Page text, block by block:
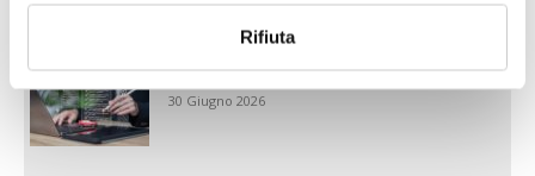
Rifiuta
30 Giugno 2026
Il “Modulo CAI” diventa digitale
30 Giugno 2026